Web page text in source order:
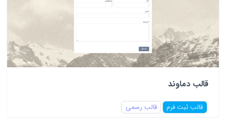
قالب دماوند
قالب ثبت فرم قالب رسمی